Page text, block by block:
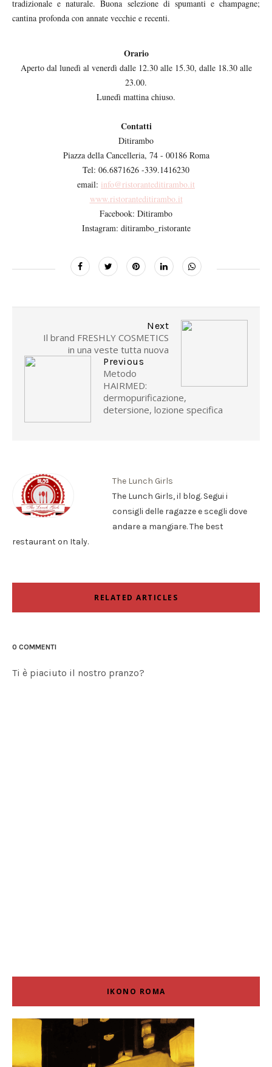
tradizionale e naturale. Buona selezione di spumanti e champagne;
cantina profonda con annate vecchie e recenti.
Orario
Aperto dal lunedì al venerdì dalle 12.30 alle 15.30, dalle 18.30 alle
23.00.
Lunedì mattina chiuso.
Contatti
Ditirambo
Piazza della Cancelleria, 74 - 00186 Roma
Tel: 06.6871626 -339.1416230
email: info@ristoranteditirambo.it
www.ristoranteditirambo.it
Facebook: Ditirambo
Instagram: ditirambo_ristorante
Next
Il brand FRESHLY COSMETICS
in una veste tutta nuova
Previous
Metodo
HAIRMED:
dermopurificazione,
detersione, lozione specifica
The Lunch Girls
The Lunch Girls, il blog. Segui i
consigli delle ragazze e scegli dove
andare a mangiare. The best
restaurant on Italy.
RELATED ARTICLES
0 COMMENTI
Ti è piaciuto il nostro pranzo?
IKONO ROMA